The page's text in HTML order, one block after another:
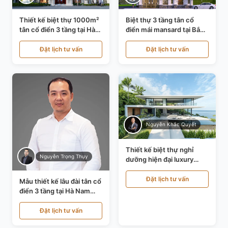
Thiết kế biệt thự 1000m²
tân cổ điển 3 tầng tại Hà
Nội KT21010
Đặt lịch tư vấn
Biệt thự 3 tầng tân cổ
điển mái mansard tại Bắc
Ninh KT21198
Đặt lịch tư vấn
Nguyễn Trọng Thụy
Mẫu thiết kế lâu đài tân cổ
điển 3 tầng tại Hà Nam
KT24821
Đặt lịch tư vấn
Nguyễn Khắc Quyết
Thiết kế biệt thự nghỉ
dưỡng hiện đại luxury
700m² tại Đà Nẵng
KT24616Đặt lịch tư vấn